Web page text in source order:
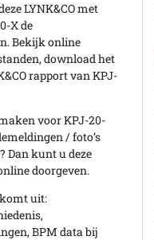
LYNK&CO met
X de
Bekijk online
download het
rapport van KPJ-
voor KPJ-20-
/ foto’s
Dan kunt u deze
doorgeven.
uit:
BPM data bij